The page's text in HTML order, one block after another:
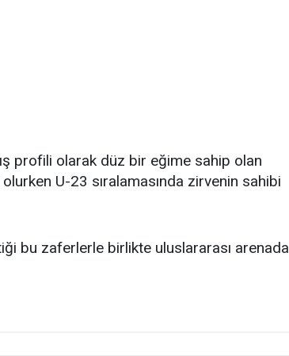
profili olarak düz bir eğime sahip olan
U-23 sıralamasında zirvenin sahibi
bu zaferlerle birlikte uluslararası arenada